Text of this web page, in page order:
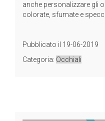
anche personalizzare gli
colorate, sfumate e
Pubblicato il 19-06-2019
Categoria: Occhiali